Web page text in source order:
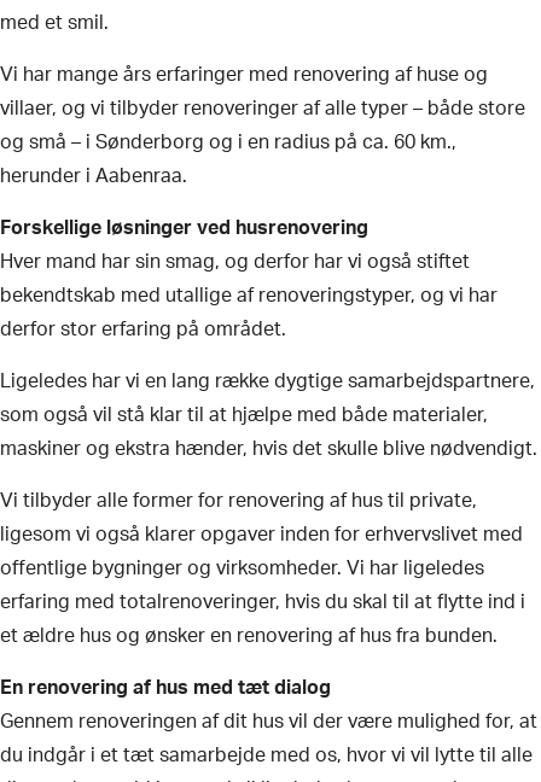
med et smil.
​Vi har mange års erfaringer med renovering af huse og
villaer, og vi tilbyder renoveringer af alle typer – både store
og små – i Sønderborg og i en radius på ca. 60 km.,
herunder i Aabenraa.
Forskellige løsninger ved husrenovering
Hver mand har sin smag, og derfor har vi også stiftet
bekendtskab med utallige af renoveringstyper, og vi har
derfor stor erfaring på området.
​Ligeledes har vi en lang række dygtige samarbejdspartnere,
som også vil stå klar til at hjælpe med både materialer,
maskiner og ekstra hænder, hvis det skulle blive nødvendigt.
​Vi tilbyder alle former for renovering af hus til private,
ligesom vi også klarer opgaver inden for erhvervslivet med
offentlige bygninger og virksomheder. Vi har ligeledes
erfaring med totalrenoveringer, hvis du skal til at flytte ind i
et ældre hus og ønsker en renovering af hus fra bunden.
En renovering af hus med tæt dialog
Gennem renoveringen af dit hus vil der være mulighed for, at
du indgår i et tæt samarbejde med os, hvor vi vil lytte til alle